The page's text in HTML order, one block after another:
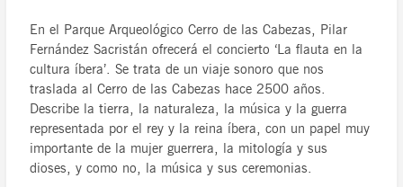
En el Parque Arqueológico Cerro de las Cabezas, Pilar
Fernández Sacristán ofrecerá el concierto ‘La flauta en la
cultura íbera’. Se trata de un viaje sonoro que nos
traslada al Cerro de las Cabezas hace 2500 años.
Describe la tierra, la naturaleza, la música y la guerra
representada por el rey y la reina íbera, con un papel muy
importante de la mujer guerrera, la mitología y sus
dioses, y como no, la música y sus ceremonias.